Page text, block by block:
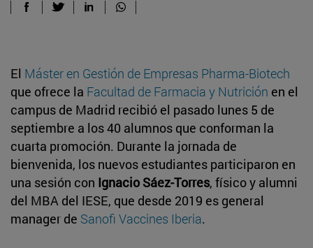
El Máster en Gestión de Empresas Pharma-Biotech
que ofrece la Facultad de Farmacia y Nutrición en el
campus de Madrid recibió el pasado lunes 5 de
septiembre a los 40 alumnos que conforman la
cuarta promoción. Durante la jornada de
bienvenida, los nuevos estudiantes participaron en
una sesión con Ignacio Sáez-Torres, físico y alumni
del MBA del IESE, que desde 2019 es general
manager de Sanofi Vaccines Iberia.